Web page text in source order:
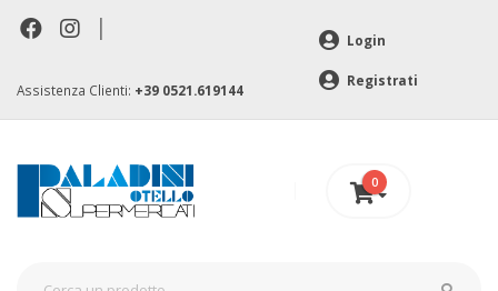
|
Assistenza Clienti: +39 0521.619144
Login
Registrati
0